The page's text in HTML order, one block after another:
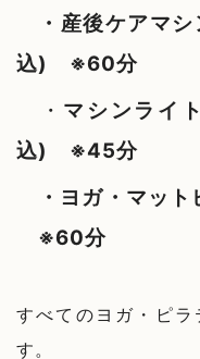
・産後ケアマ
込) ※60分
・ マシンライト
込) ※45分
・ヨガ・マッ
※60分
すべてのヨガ・ピ
す。